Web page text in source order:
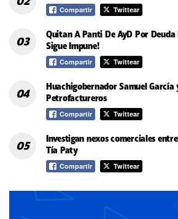
Compartir Twittear
Quitan A Panti De AyD Por Deuda
Sigue Impune!
Compartir Twittear
Huachigobernador Samuel García
Petrofactureros
Compartir Twittear
Investigan nexos comerciales
Tía Paty
Compartir Twittear